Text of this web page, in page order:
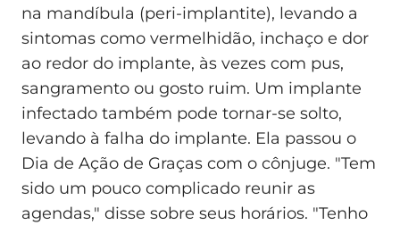
na mandíbula (peri-implantite), levando a
sintomas como vermelhidão, inchaço e dor
ao redor do implante, às vezes com pus,
sangramento ou gosto ruim. Um implante
infectado também pode tornar-se solto,
levando à falha do implante. Ela passou o
Dia de Ação de Graças com o cônjuge. "Tem
sido um pouco complicado reunir as
agendas," disse sobre seus horários. "Tenho